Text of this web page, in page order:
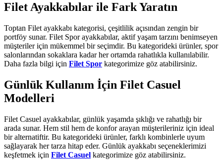
Filet Ayakkabılar ile Fark Yaratın
Toptan Filet ayakkabı kategorisi, çeşitlilik açısından zengin bir
portföy sunar. Filet Spor ayakkabılar, aktif yaşam tarzını benimseyen
müşteriler için mükemmel bir seçimdir. Bu kategorideki ürünler, spor
salonlarından sokaklara kadar her ortamda rahatlıkla kullanılabilir.
Daha fazla bilgi için Filet Spor kategorimize göz atabilirsiniz.
Günlük Kullanım İçin Filet Casuel
Modelleri
Filet Casuel ayakkabılar, günlük yaşamda şıklığı ve rahatlığı bir
arada sunar. Hem stil hem de konfor arayan müşterileriniz için ideal
bir alternatiftir. Bu kategorideki ürünler, farklı kombinlerle uyum
sağlayarak her tarza hitap eder. Günlük ayakkabı seçeneklerimizi
keşfetmek için Filet Casuel kategorimize göz atabilirsiniz.